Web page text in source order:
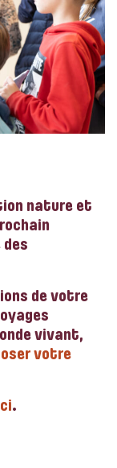
nature et
des
de votre
vivant,
votre
.